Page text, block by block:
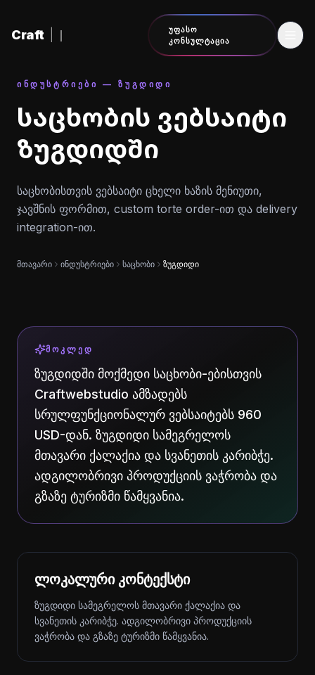
Craft
ᲣᲤᲐᲡᲝ
ᲙᲝᲜᲡᲣᲚᲢᲐᲪᲘᲐ
ᲘᲜᲓᲣᲡᲢᲠᲘᲔᲑᲘ — ᲖᲣᲒᲓᲘᲓᲘ
საცხობის ვებსაიტი
ზუგდიდში
საცხობისთვის ვებსაიტი ცხელი ხაზის მენიუთი,
ჯავშნის ფორმით, custom torte order-ით და delivery
integration-ით.
მთავარი ინდუსტრიები საცხობი ზუგდიდი
ᲛᲝᲙᲚᲔᲓ
ზუგდიდში მოქმედი საცხობი-ებისთვის
Craftwebstudio ამზადებს
სრულფუნქციონალურ ვებსაიტებს 960
USD-დან. ზუგდიდი სამეგრელოს
მთავარი ქალაქია და სვანეთის კარიბჭე.
ადგილობრივი პროდუქციის ვაჭრობა და
გზაზე ტურიზმი წამყვანია.
ლოკალური კონტექსტი
ზუგდიდი სამეგრელოს მთავარი ქალაქია და
სვანეთის კარიბჭე. ადგილობრივი პროდუქციის
ვაჭრობა და გზაზე ტურიზმი წამყვანია.